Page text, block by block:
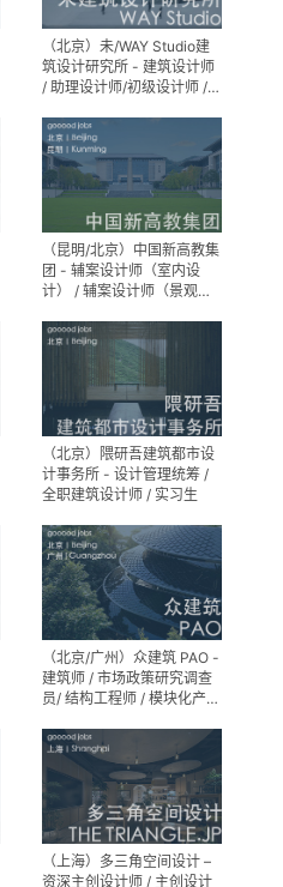
（北京）未/WAY Studio建
筑设计研究所 - 建筑设计师
/ 助理设计师/初级设计师 /
助理
（昆明/北京）中国新高教集
团 - 辅案设计师（室内设
计） / 辅案设计师（景观设
间组长 / 平面设计高级经理 /
展陈设计高级经理
（北京）隈研吾建筑都市设
计事务所 - 设计管理统筹 /
全职建筑设计师 / 实习生
（北京/广州）众建筑 PAO -
建筑师 / 市场政策研究调查
员/ 结构工程师 / 模块化产品
师 / 机电工程师 / 实习生
（上海）多三角空间设计 –
资深主创设计师 / 主创设计